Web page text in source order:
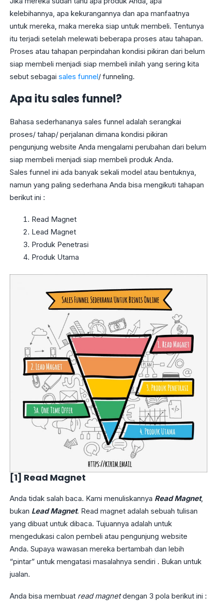
kelebihannya, apa kekurangannya dan apa manfaatnya
untuk mereka, maka mereka siap untuk membeli. Tentunya
itu terjadi setelah melewati beberapa proses atau tahapan.
Proses atau tahapan perpindahan kondisi pikiran dari belum
siap membeli menjadi siap membeli inilah yang sering kita
sebut sebagai sales funnel/ funneling.
Apa itu sales funnel?
Bahasa sederhananya sales funnel adalah serangkai
proses/ tahap/ perjalanan dimana kondisi pikiran
pengunjung website Anda mengalami perubahan dari belum
siap membeli menjadi siap membeli produk Anda.
Sales funnel ini ada banyak sekali model atau bentuknya,
namun yang paling sederhana Anda bisa mengikuti tahapan
berikut ini :
Read Magnet
Lead Magnet
Produk Penetrasi
Produk Utama
[1] Read Magnet
Anda tidak salah baca. Kami menuliskannya Read Magnet,
bukan Lead Magnet. Read magnet adalah sebuah tulisan
yang dibuat untuk dibaca. Tujuannya adalah untuk
mengedukasi calon pembeli atau pengunjung website
Anda. Supaya wawasan mereka bertambah dan lebih
“pintar” untuk mengatasi masalahnya sendiri . Bukan untuk
jualan.
Anda bisa membuat read magnetdengan 3 pola berikut ini :